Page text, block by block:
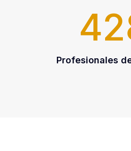
Profesionales